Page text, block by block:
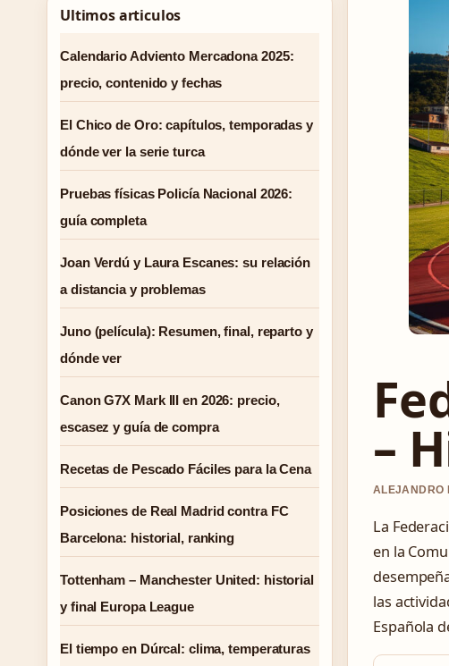
–
ALEJANDRO
La
en la
las
Española
Ultimos articulos
Calendario Adviento Mercadona 2025:
precio, contenido y fechas
El Chico de Oro: capítulos, temporadas y
dónde ver la serie turca
Pruebas físicas Policía Nacional 2026:
guía completa
Joan Verdú y Laura Escanes: su relación
a distancia y problemas
Juno (película): Resumen, final, reparto y
dónde ver
Canon G7X Mark III en 2026: precio,
escasez y guía de compra
Recetas de Pescado Fáciles para la Cena
Posiciones de Real Madrid contra FC
Barcelona: historial, ranking
Tottenham – Manchester United: historial
y final Europa League
El tiempo en Dúrcal: clima, temperaturas